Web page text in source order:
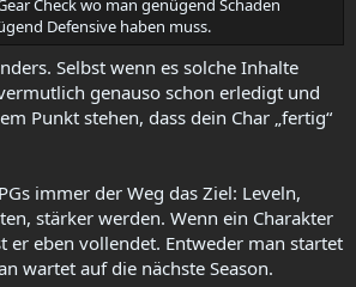
Check wo man genügend Schaden
Defensive haben muss.
Selbst wenn es solche Inhalte
genauso schon erledigt und
Punkt stehen, dass dein Char „fertig“
immer der Weg das Ziel: Leveln,
stärker werden. Wenn ein Charakter
er eben vollendet. Entweder man startet
wartet auf die nächste Season.